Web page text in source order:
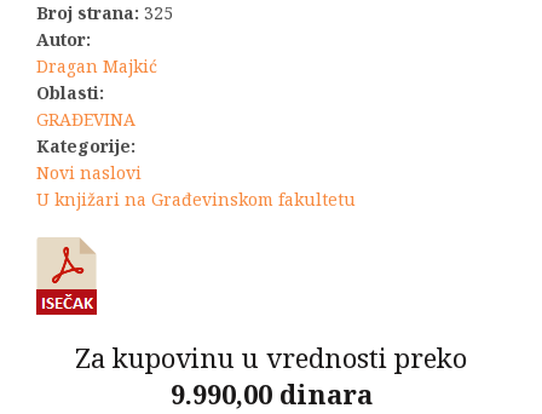
Broj strana: 325
Autor:
Dragan Majkić
Oblasti:
GRAĐEVINA
Kategorije:
Novi naslovi
U knjižari na Građevinskom fakultetu
Za kupovinu u vrednosti preko
9.990,00 dinara